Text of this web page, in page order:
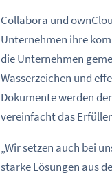
Collabora und
Unternehmen ihre
die Unternehmen
Wasserzeichen und
Dokumente werden
vereinfacht das
„Wir setzen auch bei
starke Lösungen aus